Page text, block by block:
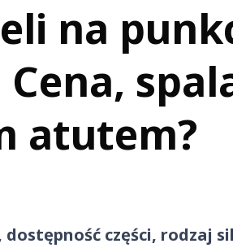
na
atutem?
części, rodzaj